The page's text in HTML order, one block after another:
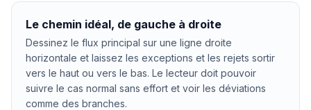
Le chemin idéal, de gauche à droite
Dessinez le flux principal sur une ligne droite
horizontale et laissez les exceptions et les rejets sortir
vers le haut ou vers le bas. Le lecteur doit pouvoir
suivre le cas normal sans effort et voir les déviations
comme des branches.